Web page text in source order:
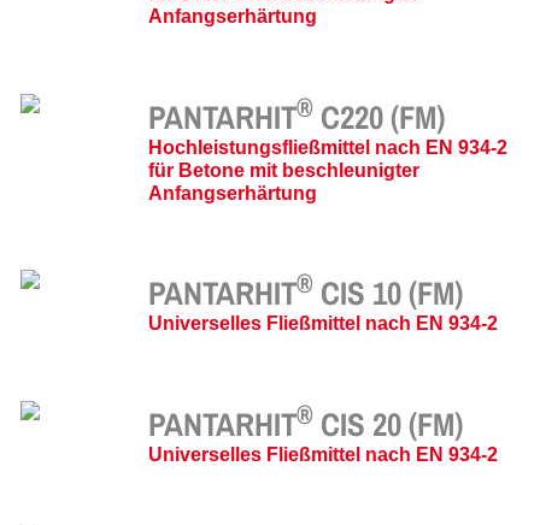
Anfangserhärtung
PANTARHIT® C220 (FM)
Hochleistungsfließmittel nach EN 934-2
für Betone mit beschleunigter
Anfangserhärtung
PANTARHIT® CIS 10 (FM)
Universelles Fließmittel nach EN 934-2
PANTARHIT® CIS 20 (FM)
Universelles Fließmittel nach EN 934-2